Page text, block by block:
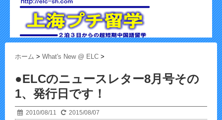
ホーム > What's New @ ELC >
●ELCのニュースレター8月号その
1、発行日です！
2010/08/11 2015/08/07